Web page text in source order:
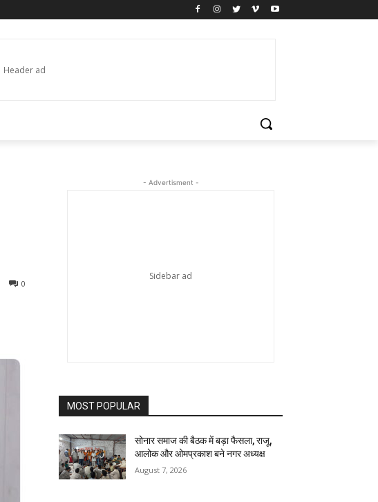
0
- Advertisment -
MOST POPULAR
सोनार समाज की बैठक में बड़ा फैसला, राजू,
आलोक और ओमप्रकाश बने नगर अध्यक्ष
August 7, 2026